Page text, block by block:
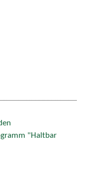
"Haltbar